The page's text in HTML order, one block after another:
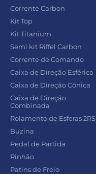
Corrente Carbon
Kit Top
Kit Titanium
Semi kit Riffel Carbon
Corrente de Comando
Caixa de Direção Esférica
Caixa de Direção Cônica
Caixa de Direção
Combinada
Rolamento de Esferas 2RS
Buzina
Pedal de Partida
Pinhão
Patins de Freio